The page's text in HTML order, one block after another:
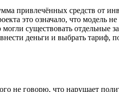
привлечённых средств от
это означало, что
существовать
деньги и выбрать тариф,
не говорю, что нарушает